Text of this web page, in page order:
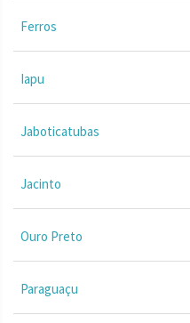
Ferros
Iapu
Jaboticatubas
Jacinto
Ouro Preto
Paraguaçu